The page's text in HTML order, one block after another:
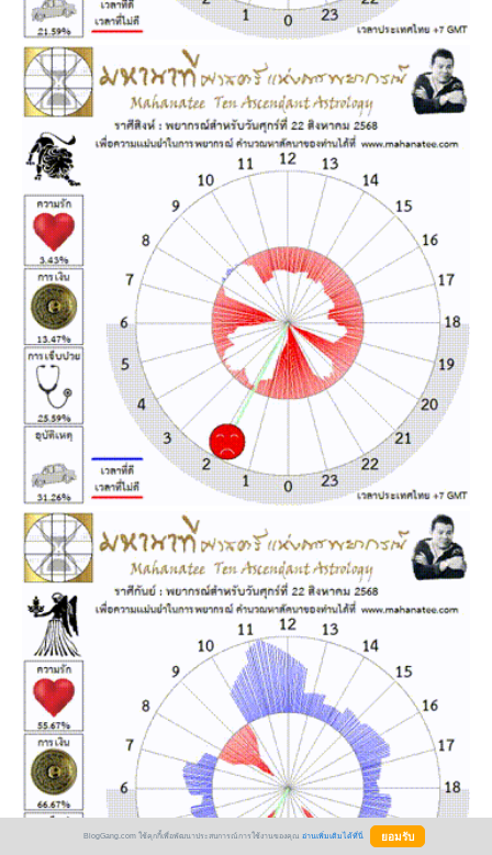
BlogGang.com ใช้คุกกี้เพื่อพัฒนาประสบการณ์การใช้งานของคุณ อ่านเพิ่มเติมได้ที่นี่